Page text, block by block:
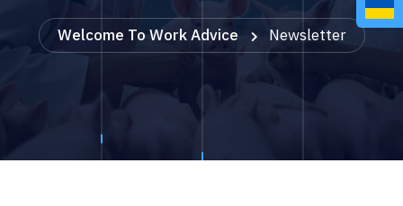
Welcome To Work Advice Newsletter